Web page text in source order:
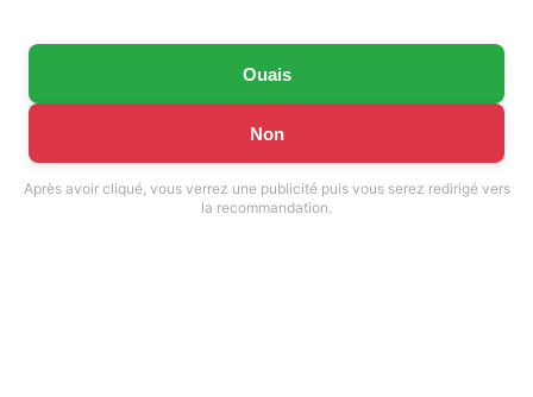
Ouais
Non
Après avoir cliqué, vous verrez une publicité puis vous serez redirigé vers
la recommandation.